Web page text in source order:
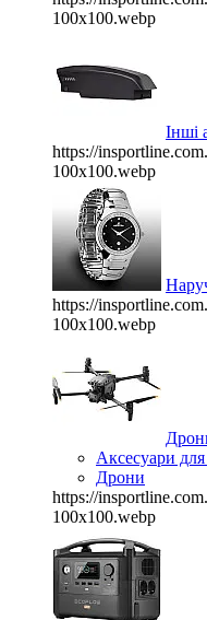
100x100.webp
Інші
https://
100x100.webp
https://
100x100.webp
Аксесуари для
Дрони
https://
100x100.webp